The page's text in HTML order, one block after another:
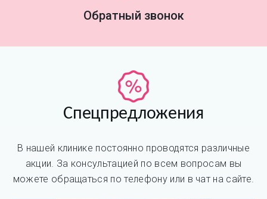
Обратный звонок
Спецпредложения
В нашей клинике постоянно проводятся различные
акции. За консультацией по всем вопросам вы
можете обращаться по телефону или в чат на сайте.